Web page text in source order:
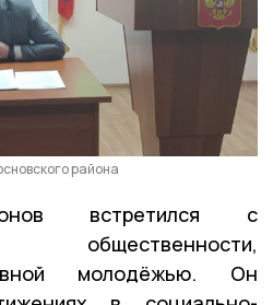
района
встретился с
общественности,
молодёжью. Он